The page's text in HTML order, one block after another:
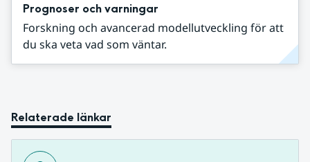
Prognoser och varningar
Forskning och avancerad modellutveckling för att
du ska veta vad som väntar.
Relaterade länkar